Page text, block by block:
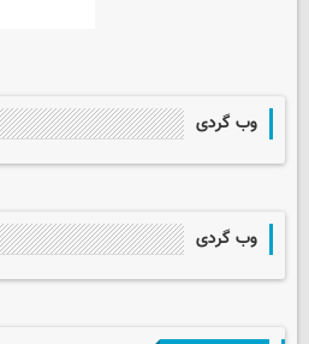
وب گردی
وب گردی